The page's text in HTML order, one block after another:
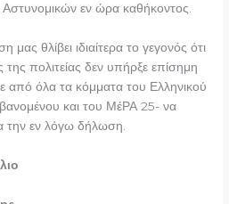
Αστυνομικών εν ώρα καθήκοντος.
θλίβει ιδιαίτερα το γεγονός ότι
πολιτείας δεν υπήρξε επίσημη
από όλα τα κόμματα του Ελληνικού
και του ΜέΡΑ 25- να
την εν λόγω δήλωση.